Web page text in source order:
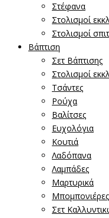
Στέφανα
Στολισμοί
Στολισμοί
Βάπτιση
Σετ Βάπτισης
Στολισμοί
Τσάντες
Ρούχα
Βαλίτσες
Ευχολόγια
Κουτιά
Λαδόπανα
Λαμπάδες
Μαρτυρικά
Μπομπονιέρες
Σετ